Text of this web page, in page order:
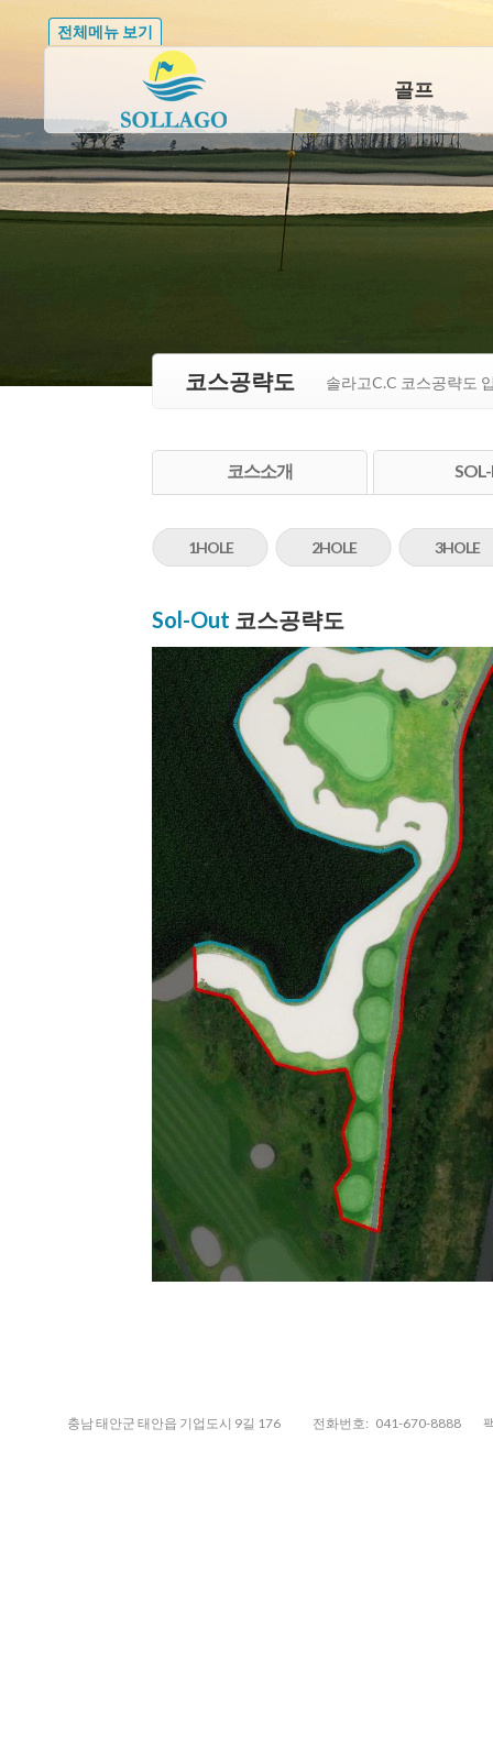
전체메뉴 보기
골프
코스공략도 솔라고C.C 코스공략도
코스소개
1HOLE 2HOLE 3HOLE
Sol-Out 코스공략도
충남 태안군 태안읍 기업도시 9길 176 전화번호: 041-670-8888